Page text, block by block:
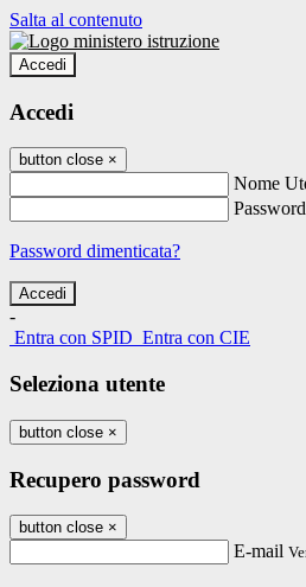
Salta al contenuto
Accedi
Accedi
button close ×
Nome
Password
Password dimenticata?
-
Entra con SPID Entra con CIE
Seleziona utente
button close ×
Recupero password
button close ×
E-mail